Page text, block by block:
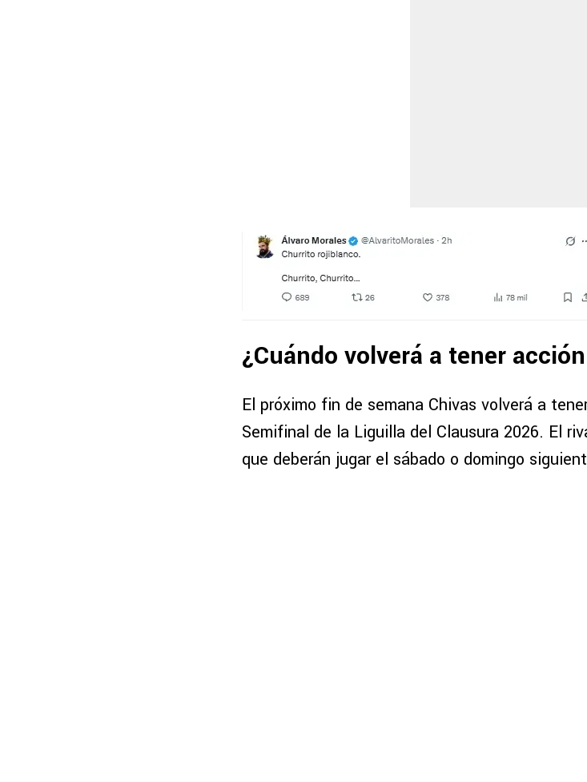
¿Cuándo volverá a tener
El próximo fin de semana Chivas volverá a
Semifinal de la Liguilla del Clausura 2026. El
que deberán jugar el sábado o domingo